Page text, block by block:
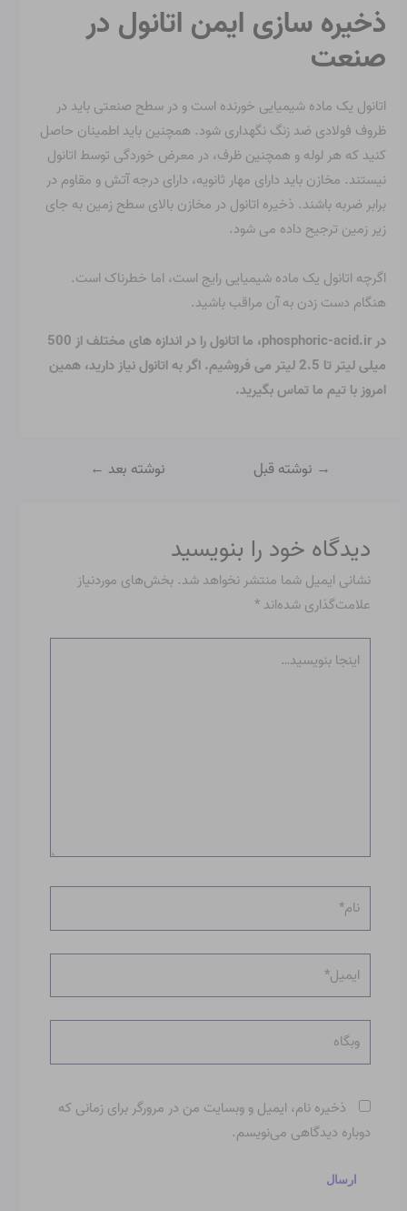
ذخیره سازی ایمن اتانول در
صنعت
اتانول یک ماده شیمیایی خورنده است و در سطح صنعتی باید در
ظروف فولادی ضد زنگ نگهداری شود. همچنین باید اطمینان حاصل
کنید که هر لوله و همچنین ظرف، در معرض خوردگی توسط اتانول
نیستند. مخازن باید دارای مهار ثانویه، دارای درجه آتش و مقاوم در
برابر ضربه باشند. ذخیره اتانول در مخازن بالای سطح زمین به جای
زیر زمین ترجیح داده می شود.
اگرچه اتانول یک ماده شیمیایی رایج است، اما خطرناک است.
هنگام دست زدن به آن مراقب باشید.
در phosphoric-acid.ir، ما اتانول را در اندازه های مختلف از 500
میلی لیتر تا 2.5 لیتر می فروشیم. اگر به اتانول نیاز دارید، همین
امروز با تیم ما تماس بگیرید.
→ نوشته قبل نوشته بعد ←
دیدگاه‌ خود را بنویسید
نشانی ایمیل شما منتشر نخواهد شد. بخش‌های موردنیاز
علامت‌گذاری شده‌اند*
بنویسید…
نام*
وبگاه
ذخیره نام، ایمیل و وبسایت من در مرورگر برای زمانی که
دوباره دیدگاهی می‌نویسم.